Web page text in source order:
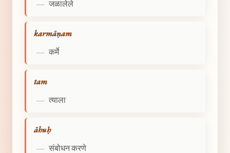
— जळालेले
karmāṇam
— कर्मे
tam
— त्याला
āhuḥ
— संबोधन करणे